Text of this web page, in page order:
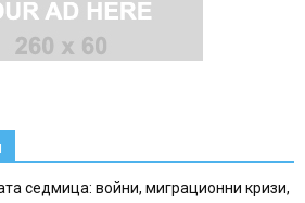
седмица: войни, миграционни кризи,